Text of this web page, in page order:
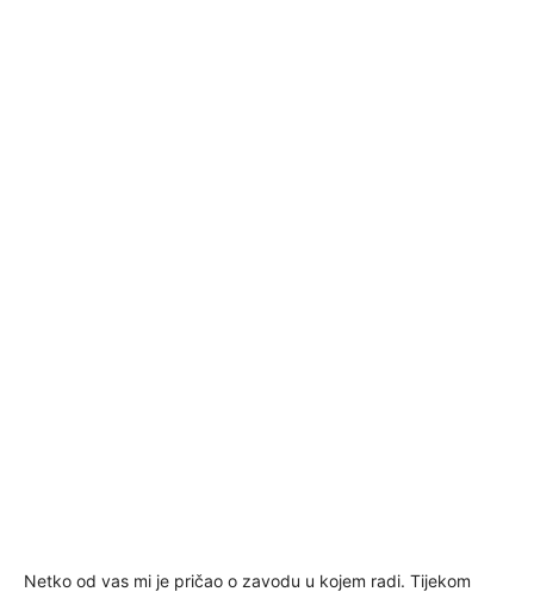
Netko od vas mi je pričao o zavodu u kojem radi. Tijekom